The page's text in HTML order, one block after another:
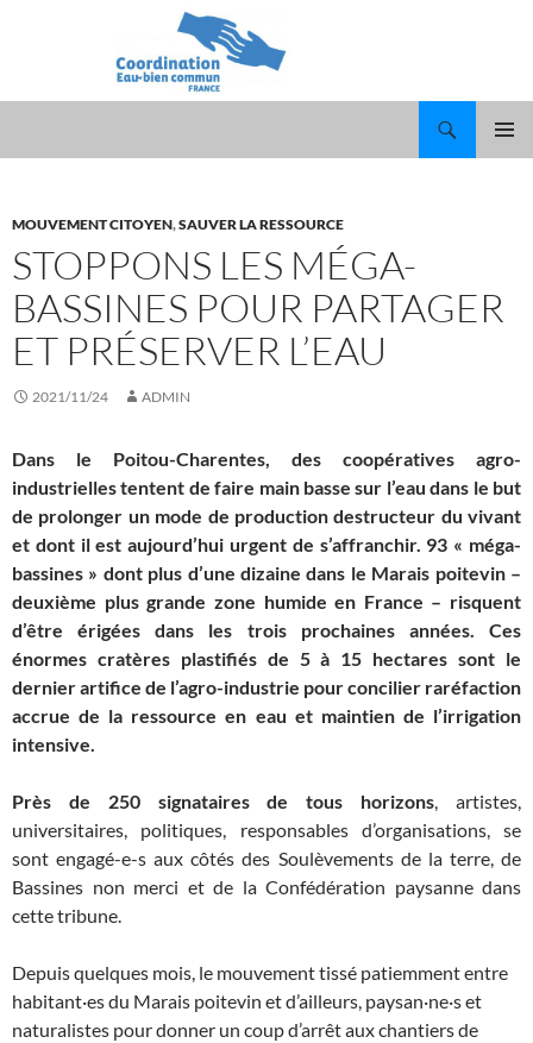
MOUVEMENT CITOYEN,SAUVER LA RESSOURCE
STOPPONS LES MÉGA-
BASSINES POUR PARTAGER
ET PRÉSERVER L’EAU
2021/11/24 ADMIN
Dans le Poitou-Charentes, des coopératives agro-
industrielles tentent de faire main basse sur l’eau dans le but
de prolonger un mode de production destructeur du vivant
et dont il est aujourd’hui urgent de s’affranchir. 93 « méga-
bassines » dont plus d’une dizaine dans le Marais poitevin –
deuxième plus grande zone humide en France – risquent
d’être érigées dans les trois prochaines années. Ces
énormes cratères plastifiés de 5 à 15 hectares sont le
dernier artifice de l’agro-industrie pour concilier raréfaction
accrue de la ressource en eau et maintien de l’irrigation
intensive.
Près de 250 signataires de tous horizons, artistes,
universitaires, politiques, responsables d’organisations, se
sont engagé-e-s aux côtés des Soulèvements de la terre, de
Bassines non merci et de la Confédération paysanne dans
cette tribune.
Depuis quelques mois, le mouvement tissé patiemment entre
habitant·es du Marais poitevin et d’ailleurs, paysan·ne·s et
naturalistes pour donner un coup d’arrêt aux chantiers de